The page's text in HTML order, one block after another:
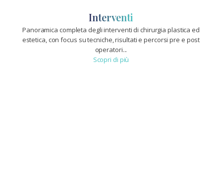
Interventi
Panoramica completa degli interventi di chirurgia plastica ed
estetica, con focus su tecniche, risultati e percorsi pre e post
operatori...
Scopri di più